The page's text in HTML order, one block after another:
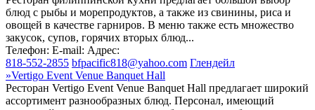
блюд с рыбы и морепродуктов, а также из свинины, риса и
овощей в качестве гарниров. В меню также есть множество
закусок, супов, горячих вторых блюд...
Телефон: E-mail: Адрес:
818-552-2855 bfpacific818@yahoo.com Глендейл
»Vertigo Event Venue Banquet Hall
Ресторан Vertigo Event Venue Banquet Hall предлагает широкий
ассортимент разнообразных блюд. Персонал, имеющий